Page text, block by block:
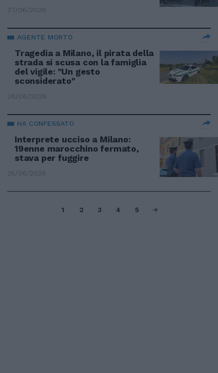
27/06/2026
AGENTE MORTO
Tragedia a Milano, il pirata della
strada si scusa con la famiglia
del vigile: "Un gesto
sconsiderato"
26/06/2026
HA CONFESSATO
Interprete ucciso a Milano:
19enne marocchino fermato,
stava per fuggire
25/06/2026
1 2 3 4 5